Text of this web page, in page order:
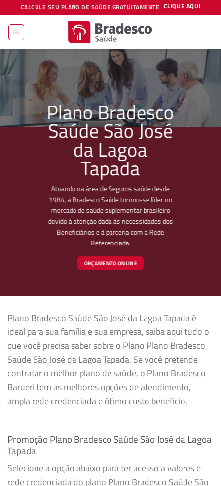
to
content
CALCULE SEU PLANO DE SAÚDE GRATUITAMENTE CLIQUE AQUI
Plano Bradesco
Saúde São José
da Lagoa
Tapada
Atuando na área de Seguros saúde desde
1984, a Bradesco Saúde tornou-se líder no
mercado de saúde suplementar brasileiro
devido à atenção dada às necessidades dos
Beneficiários e à parceria com a Rede
Referenciada.
ORÇAMENTO ONLINE
Plano Bradesco Saúde São José da Lagoa Tapada é
ideal para sua família e sua empresa, saiba aqui tudo o
que você precisa saber sobre o Plano Plano Bradesco
Saúde São José da Lagoa Tapada. Se você pretende
contratar o melhor plano de saúde, o Plano Bradesco
Barueri tem as melhores opções de atendimento,
ampla rede credenciada e ótimo custo beneficio.
Promoção Plano Bradesco Saúde São José da Lagoa
Tapada
Selecione a opção abaixo para ter acesso a valores e
rede credenciada do plano Plano Bradesco Saúde São